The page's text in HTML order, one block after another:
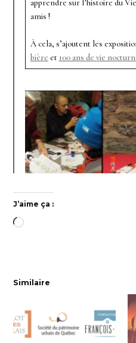
apprendre sur l’histoire du
amis !
À cela, s’ajoutent les
bière et 100 ans de vie
J’aime ça :
Chargement…
Similaire